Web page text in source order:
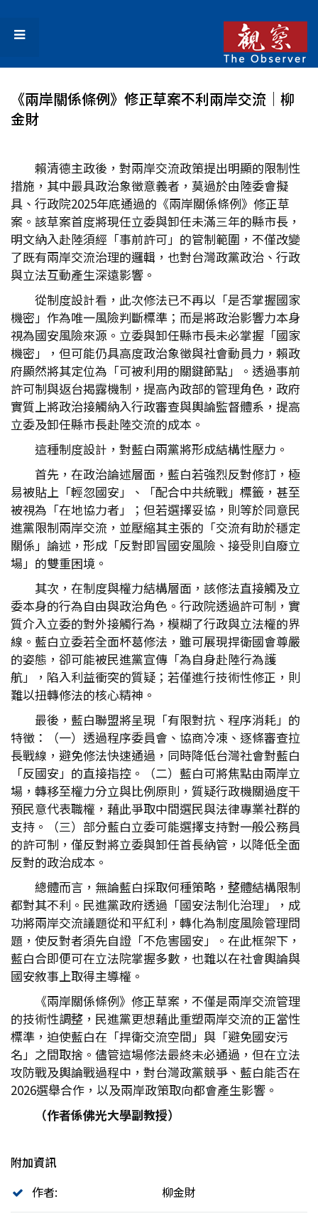
《兩岸關係條例》修正草案不利兩岸交流│柳
金財
賴清德主政後，對兩岸交流政策提出明顯的限制性
措施，其中最具政治象徵意義者，莫過於由陸委會擬
具、行政院2025年底通過的《兩岸關係條例》修正草
案。該草案首度將現任立委與卸任未滿三年的縣市長，
明文納入赴陸須經「事前許可」的管制範圍，不僅改變
了既有兩岸交流治理的邏輯，也對台灣政黨政治、行政
與立法互動產生深遠影響。
從制度設計看，此次修法已不再以「是否掌握國家
機密」作為唯一風險判斷標準；而是將政治影響力本身
視為國安風險來源。立委與卸任縣市長未必掌握「國家
機密」，但可能仍具高度政治象徵與社會動員力，賴政
府顯然將其定位為「可被利用的關鍵節點」。透過事前
許可制與返台揭露機制，提高內政部的管理角色，政府
實質上將政治接觸納入行政審查與輿論監督體系，提高
立委及卸任縣市長赴陸交流的成本。
這種制度設計，對藍白兩黨將形成結構性壓力。
首先，在政治論述層面，藍白若強烈反對修訂，極
易被貼上「輕忽國安」、「配合中共統戰」標籤，甚至
被視為「在地協力者」；但若選擇妥協，則等於同意民
進黨限制兩岸交流，並壓縮其主張的「交流有助於穩定
關係」論述，形成「反對即冒國安風險、接受則自廢立
場」的雙重困境。
其次，在制度與權力結構層面，該修法直接觸及立
委本身的行為自由與政治角色。行政院透過許可制，實
質介入立委的對外接觸行為，模糊了行政與立法權的界
線。藍白立委若全面杯葛修法，雖可展現捍衛國會尊嚴
的姿態，卻可能被民進黨宣傳「為自身赴陸行為護
航」，陷入利益衝突的質疑；若僅進行技術性修正，則
難以扭轉修法的核心精神。
最後，藍白聯盟將呈現「有限對抗、程序消耗」的
特徵：（一）透過程序委員會、協商冷凍、逐條審查拉
長戰線，避免修法快速通過，同時降低台灣社會對藍白
「反國安」的直接指控。（二）藍白可將焦點由兩岸立
場，轉移至權力分立與比例原則，質疑行政機關過度干
預民意代表職權，藉此爭取中間選民與法律專業社群的
支持。（三）部分藍白立委可能選擇支持對一般公務員
的許可制，僅反對將立委與卸任首長納管，以降低全面
反對的政治成本。
總體而言，無論藍白採取何種策略，整體結構限制
都對其不利。民進黨政府透過「國安法制化治理」，成
功將兩岸交流議題從和平紅利，轉化為制度風險管理問
題，使反對者須先自證「不危害國安」。在此框架下，
藍白合即便可在立法院掌握多數，也難以在社會輿論與
國安敘事上取得主導權。
《兩岸關係條例》修正草案，不僅是兩岸交流管理
的技術性調整，民進黨更想藉此重塑兩岸交流的正當性
標準，迫使藍白在「捍衛交流空間」與「避免國安污
名」之間取捨。儘管這場修法最終未必通過，但在立法
攻防戰及輿論戰過程中，對台灣政黨競爭、藍白能否在
2026選舉合作，以及兩岸政策取向都會產生影響。
（作者係佛光大學副教授）
附加資訊
作者:
柳金財